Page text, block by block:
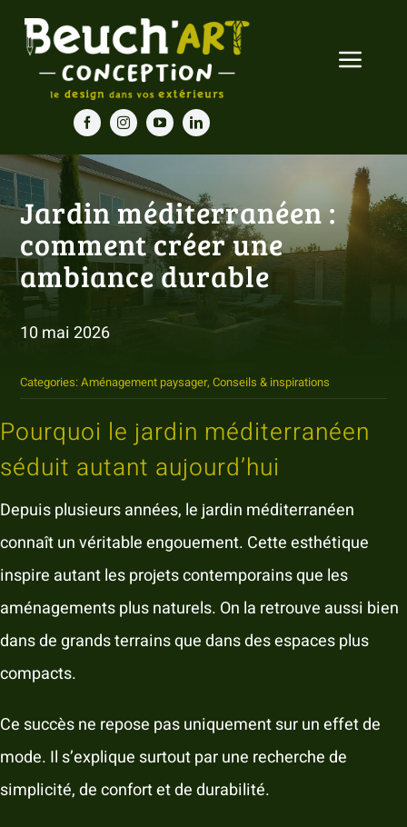
Passer
contenu
Toggle
Accueil
Nos prestations
Nos réalisations
Blog
Contact
Jardin méditerranéen :
comment créer une
ambiance durable
10 mai 2026
Categories:Aménagement paysager,Conseils & inspirations
Pourquoi le jardin méditerranéen
séduit autant aujourd’hui
Depuis plusieurs années, le jardin méditerranéen
connaît un véritable engouement. Cette esthétique
inspire autant les projets contemporains que les
aménagements plus naturels. On la retrouve aussi bien
dans de grands terrains que dans des espaces plus
compacts.
Ce succès ne repose pas uniquement sur un effet de
mode. Il s’explique surtout par une recherche de
simplicité, de confort et de durabilité.